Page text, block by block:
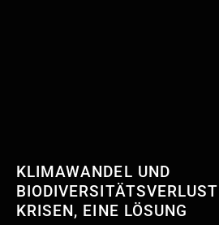
KLIMAWANDEL UND
KRISEN, EINE LÖSUNG